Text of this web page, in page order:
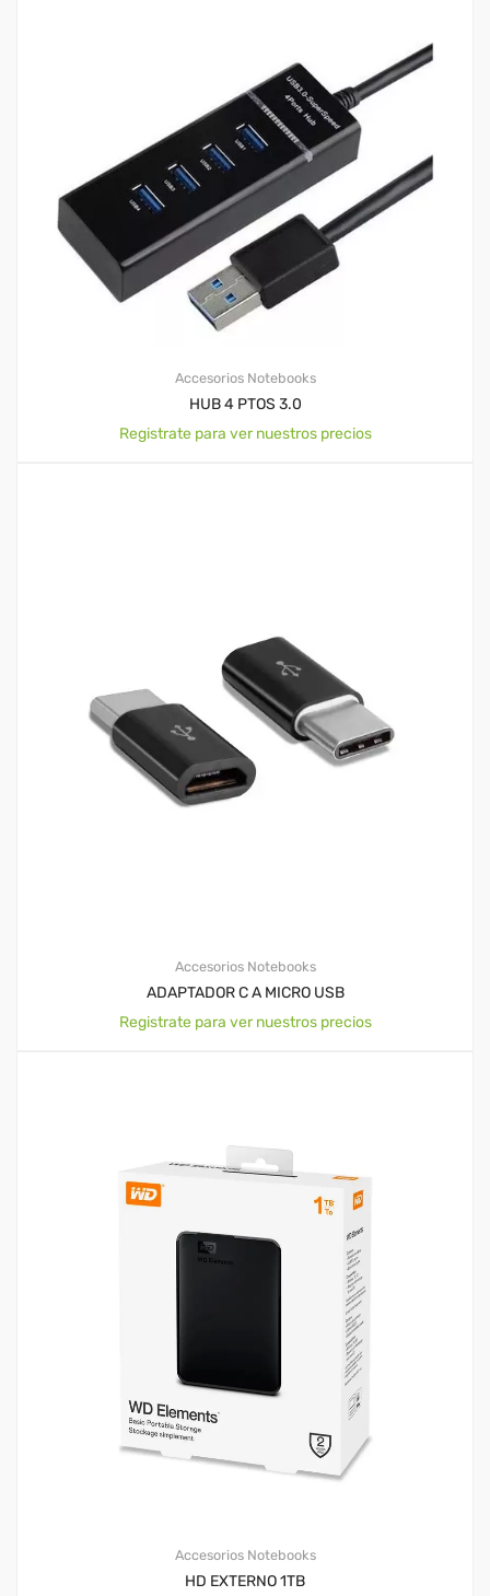
Accesorios Notebooks
HUB 4 PTOS 3.0
Registrate para ver nuestros precios
Accesorios Notebooks
ADAPTADOR C A MICRO USB
Registrate para ver nuestros precios
Accesorios Notebooks
HD EXTERNO 1TB